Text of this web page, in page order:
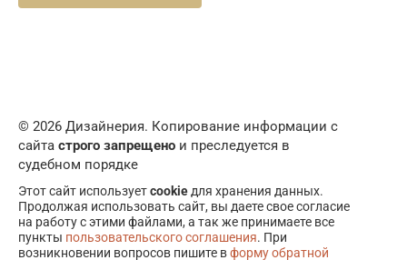
© 2026 Дизайнерия. Копирование информации с
сайта строго запрещено и преследуется в
судебном порядке
Этот сайт используетcookieдля хранения данных.
Продолжая использовать сайт, вы даете свое согласие
на работу с этими файлами, а так же принимаете все
пункты пользовательского соглашения. При
возникновении вопросов пишите вформу обратной